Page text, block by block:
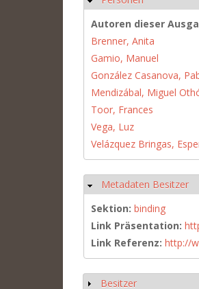
Autoren dieser
Brenner, Anita
Gamio, Manuel
González Casanova,
Mendizábal, Miguel
Toor, Frances
Vega, Luz
Velázquez Bringas,
Ausblenden
Metadaten Besitzer
Sektion: binding
Link Präsentation:
Link Referenz: http://
Anzeigen
Besitzer